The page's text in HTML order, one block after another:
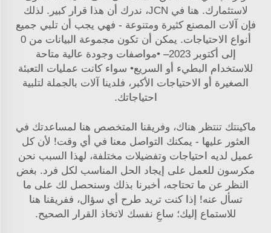
لاستثمارك. هنا في JCN، ندرك أن هذا قرار كبير. لذلك
فإن آلات المصنع كثيرة ومتنوعة - فهي يجب أن تلبي جميع
أنواع الاحتياجات. يمكن أن تكون مجموعة البيانات من 0
إلى أكتوبر 2023– •مواصفات وجودة عالية متاحة
للاستخدام البطيء أو السريع• سواء كانت عمليات التعبئة
الصغيرة أو الاحتياجات الأكبر، فلدينا آلات بالجملة لتلبية
احتياجاتك.
ماكينتك تنتظر هناك، وفريقنا المتخصص هنا لمساعدتك في
العثور عليها - يمكنك التواصل معنا في أي وقت! لأن كل
عميل لديه احتياجات وتفضيلات مختلفة، لهذا السبب نحن
مكرسون للعمل على إيجاد الحل المناسب لكل فرد. بغض
النظر عن ما تحتاجه، أخبرنا بذلك وسنحصل لك على ما
تسأل عنه! إذا كنت تريد طرح أي سؤال، ففريقنا هنا
للاستماع إليك؛ ساعِ نفسك لاتخاذ القرار الصحيح.